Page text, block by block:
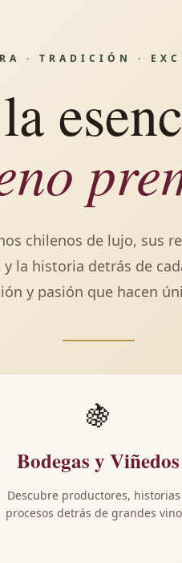
· TRADICIÓN ·
chilenos de lujo, sus
la historia detrás de
y pasión que hacen
🍇
Bodegas y Viñedos
Descubre productores,
procesos detrás de grandes